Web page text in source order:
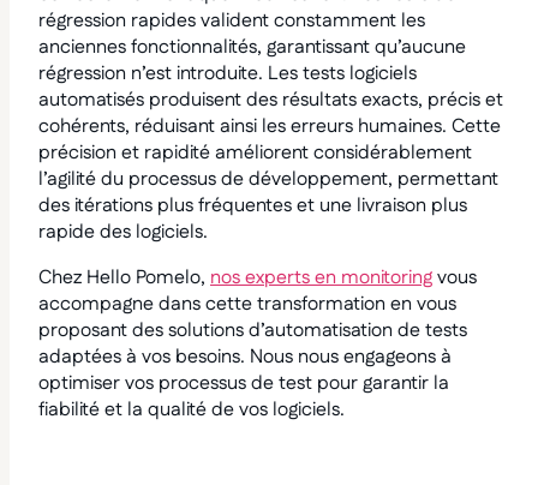
régression rapides valident constamment les
anciennes fonctionnalités, garantissant qu’aucune
régression n’est introduite. Les tests logiciels
automatisés produisent des résultats exacts, précis et
cohérents, réduisant ainsi les erreurs humaines. Cette
précision et rapidité améliorent considérablement
l’agilité du processus de développement, permettant
des itérations plus fréquentes et une livraison plus
rapide des logiciels.
Chez Hello Pomelo, nos experts en monitoringvous
accompagne dans cette transformation en vous
proposant des solutions d’automatisation de tests
adaptées à vos besoins. Nous nous engageons à
optimiser vos processus de test pour garantir la
fiabilité et la qualité de vos logiciels.